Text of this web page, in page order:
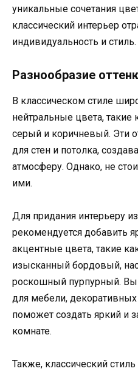
уникальные сочетания
классический интерьер
индивидуальность и стиль.
Разнообразие
В классическом стиле
нейтральные цвета,
серый и коричневый. Эти
для стен и потолка,
атмосферу. Однако, не
ими.
Для придания интерьеру
рекомендуется добавить
акцентные цвета, такие
изысканный бордовый,
роскошный пурпурный. Вы
для мебели,
поможет создать яркий и
комнате.
Также, классический